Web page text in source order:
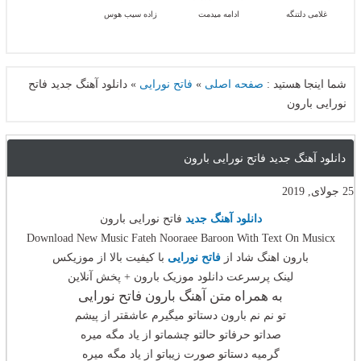
غلامی دلتنگه ادامه میدمت زاده سيب هوس
شما اینجا هستید : صفحه اصلی » فاتح نورایی » دانلود آهنگ جدید فاتح
نورایی بارون
دانلود آهنگ جدید فاتح نورایی بارون
25 جولای, 2019
دانلود آهنگ جدید فاتح نورایی بارون
Download New Music Fateh Nooraee Baroon With Text On Musicx
بارون اهنگ شاد از فاتح نورایی با کیفیت بالا از موزیکس
لینک پرسرعت دانلود موزیک بارون + پخش آنلاین
به همراه متن آهنگ بارون فاتح نورایی
تو نم نم بارون دستاتو میگیرم عاشقتر از پیشم
صداتو حرفاتو حالتو چشماتو از یاد مگه میره
گرمیه دستاتو صورت زیباتو از یاد مگه میره